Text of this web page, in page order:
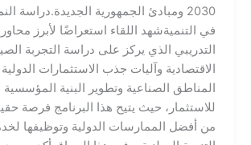
2030 ومبادئ الجمهورية الجديدة.​دراسة
في التنمية​شهد اللقاء استعراضًا لأبرز محاور
التدريبي الذي يركز على دراسة التجربة
الاقتصادية وآليات جذب الاستثمارات الدولية
المناطق الصناعية وتطوير البنية المؤسسية
للاستثمار، حيث يتيح هذا البرنامج فرصة
من أفضل الممارسات الدولية وتوظيفها